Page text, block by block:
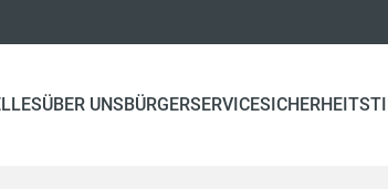
ÜBER UNSBÜRGERSERVICE